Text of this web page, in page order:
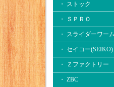
・ ストック
・ ＳＰＲＯ
・ スライダーワーム
・ セイコー(SEIKO)
・ Ｚファクトリー
・ ZBC